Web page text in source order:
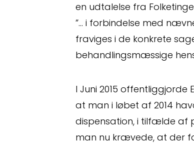
en udtalelse fra
”… i forbindelse med
fraviges i de konkrete
behandlingsmæssige
I Juni 2015
at man i løbet af 2014
dispensation, i tilfælde af
man nu krævede, at der